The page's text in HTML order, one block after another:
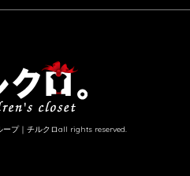
プ｜チルクロall rights reserved.